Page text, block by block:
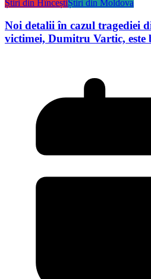
Știri din HînceștiȘtiri din Moldova
Noi detalii în cazul tragediei
victimei, Dumitru Vartic, este